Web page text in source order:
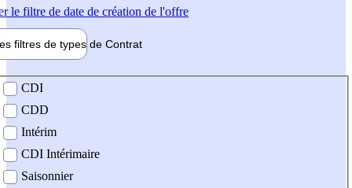
le filtre de date de création de l'offre
filtres de types de Contrat
contrat
CDI
CDD
Intérim
CDI Intérimaire
Saisonnier